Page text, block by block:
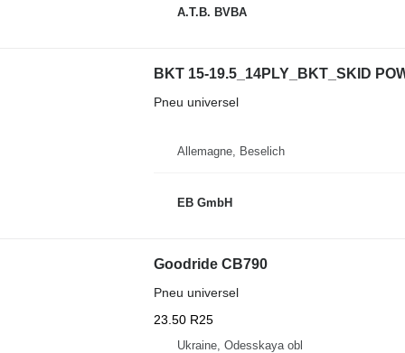
A.T.B. BVBA
BKT 15-19.5_14PLY_BKT_SKID
Pneu universel
Allemagne, Beselich
EB GmbH
Goodride CB790
Pneu universel
23.50 R25
Ukraine, Odesskaya obl